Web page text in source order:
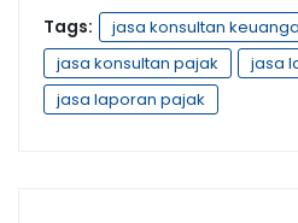
Tags:
jasa konsultan
jasa konsultan pajak
jasa
jasa laporan pajak